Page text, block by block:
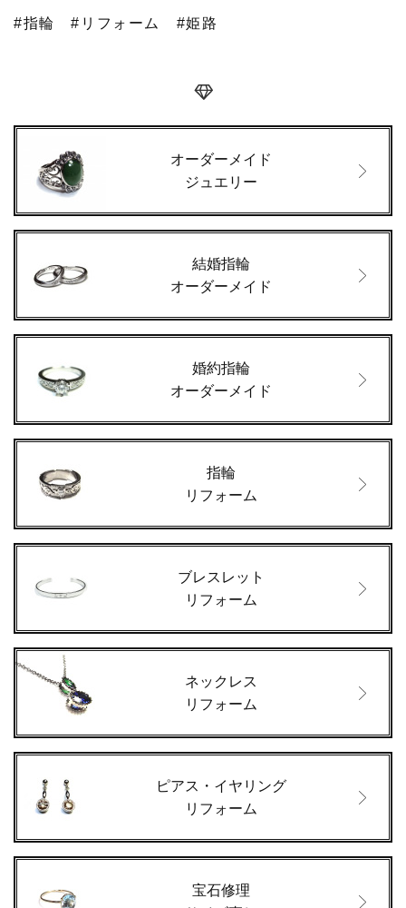
#指輪 #リフォーム #姫路
オーダーメイド
ジュエリー
結婚指輪
オーダーメイド
婚約指輪
オーダーメイド
指輪
リフォーム
ブレスレット
リフォーム
ネックレス
リフォーム
ピアス・イヤリング
リフォーム
宝石修理